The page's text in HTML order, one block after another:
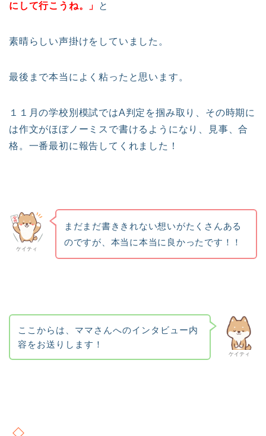
にして行こうね。」
と
素晴らしい声掛けをしていました。
最後まで本当によく粘ったと思います。
１１月の学校別模試ではA判定を掴み取り、その時期に
は作文がほぼノーミスで書けるようになり、見事、合
格。一番最初に報告してくれました！
ケイティ
まだまだ書ききれない想いがたくさんある
のですが、本当に本当に良かったです！！
ケイティ
ここからは、ママさんへのインタビュー内
容をお送りします！